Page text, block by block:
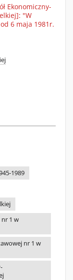
Ekonomiczny-
"W
6 maja 1981r.
1989
nr 1 w
nr 1 w